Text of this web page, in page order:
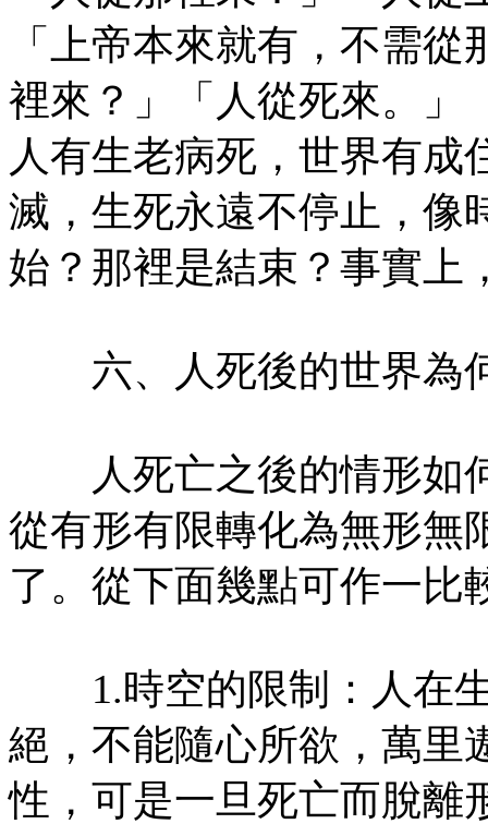
「上帝本來就有，不需
裡來？」「人從死來。」
人有生老病死，世界有成
滅，生死永遠不停止，像
始？那裡是結束？事實上
六、人死後的世界為
人死亡之後的情形如
從有形有限轉化為無形無
了。從下面幾點可作一比
1.時空的限制：人在生
絕，不能隨心所欲，萬里
性，可是一旦死亡而脫離